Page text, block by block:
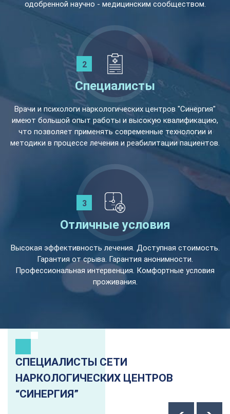
одобренной научно - медицинским сообществом.
Специалисты
Врачи и психологи наркологических центров "Синергия"
имеют большой опыт работы и высокую квалификацию,
что позволяет применять современные технологии и
методики в процессе лечения и реабилитации пациентов.
Отличные условия
Высокая эффективность лечения. Доступная стоимость.
Гарантия от срыва. Гарантия анонимности.
Профессиональная интервенция. Комфортные условия
проживания.
СПЕЦИАЛИСТЫ СЕТИ
НАРКОЛОГИЧЕСКИХ ЦЕНТРОВ
“СИНЕРГИЯ”